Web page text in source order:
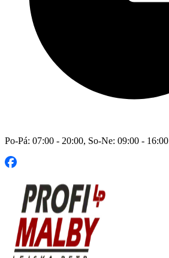
Po-Pá: 07:00 - 20:00, So-Ne: 09:00 - 16:00